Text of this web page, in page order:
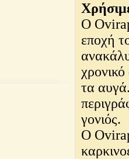
Ο
εποχή
τα
γονιός.
Ο